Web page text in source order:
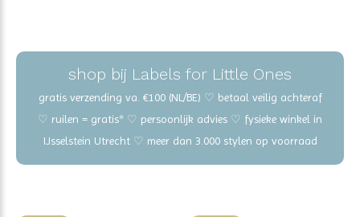
shop bij Labels for Little Ones
gratis verzending va. €100 (NL/BE) ♡ betaal veilig achteraf
♡ ruilen = gratis* ♡ persoonlijk advies ♡ fysieke winkel in
IJsselstein Utrecht ♡ meer dan 3.000 stylen op voorraad